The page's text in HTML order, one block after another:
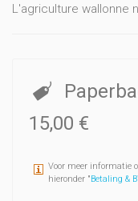
L'agriculture wallonne
15,00 €
Voor meer informatie
hieronder "Betaling &